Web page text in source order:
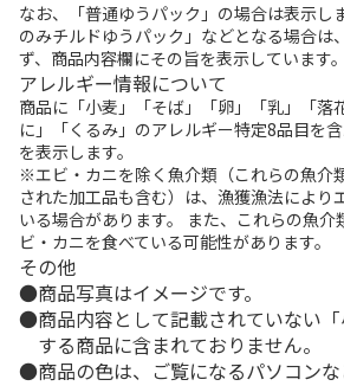
なお、「普通ゆうパック」の場合は表示し
のみチルドゆうパック」などとなる場合は
ず、商品内容欄にその旨を表示しています。
アレルギー情報について
商品に「小麦」「そば」「卵」「乳」「落
に」「くるみ」のアレルギー特定8品目を
を表示します。
※エビ・カニを除く魚介類（これらの魚介
された加工品も含む）は、漁獲漁法により
いる場合があります。 また、これらの魚介
ビ・カニを食べている可能性があります。
その他
商品写真はイメージです。
商品内容として記載されていない
する商品に含まれておりません。
商品の色は、ご覧になるパソコン